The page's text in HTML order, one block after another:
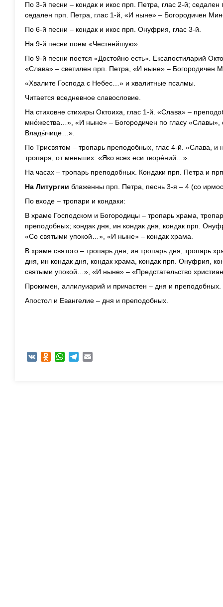
По 3-й песни – кондак и икос прп. Петра, глас 2-й;
седален прп. Петра, глас 1-й, «И ныне» – Богородичен
По 6-й песни – кондак и икос прп. Онуфрия, глас 3-й.
На 9-й песни поем «Честнейшую».
По 9-й песни поется «Достойно есть». Ексапостиларий
«Слава» – светилен прп. Петра, «И ныне» – Богородичен
«Хвалите Господа с Небес…» и хвалитные псалмы.
Читается вседневное славословие.
На стиховне стихиры Октоиха, глас 1-й. «Слава» –
мно́жества…», «И ныне» – Богородичен по гласу
Влады́чице…».
По Трисвятом – тропарь преподобных, глас 4-й. «Слава, и
тропаря, от меньших: «Яко всех еси творе́ний…».
На часах – тропарь преподобных. Кондаки прп. Петра и
На Литургии блаженны прп. Петра, песнь 3-я – 4 (со
По входе – тропари и кондаки:
В храме Господском и Богородицы – тропарь храма,
преподобных; кондак дня, ин кондак дня, кондак прп.
«Со святыми упокой…», «И ныне» – кондак храма.
В храме святого – тропарь дня, ин тропарь дня, тропарь
дня, ин кондак дня, кондак храма, кондак прп. Онуфрия,
святыми упокой…», «И ныне» – «Предстательство
Прокимен, аллилуиарий и причастен – дня и преподобных.
Апостол и Евангелие – дня и преподобных.
VK Odnoklassniki
WhatsAppTelegram